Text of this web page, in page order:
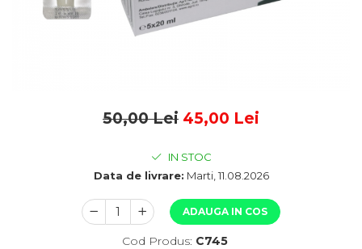
50,00 Lei 45,00 Lei
IN STOC
Data de livrare: Marti, 11.08.2026
ADAUGA IN COS
Cod Produs: C745